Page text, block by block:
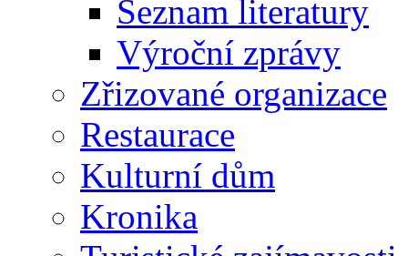
Seznam literatury
Výroční zprávy
Zřizované organizace
Restaurace
Kulturní dům
Kronika